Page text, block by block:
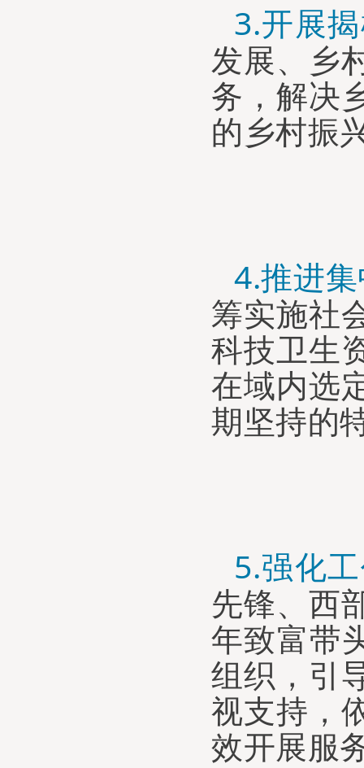
3.开展
发展、乡
务 ，解决
的乡村振
4.推进
筹实施社
科技卫生
在域内选
期坚持的
5.强化
先锋、西
年致富带
组织，引
视支持，
效开展服